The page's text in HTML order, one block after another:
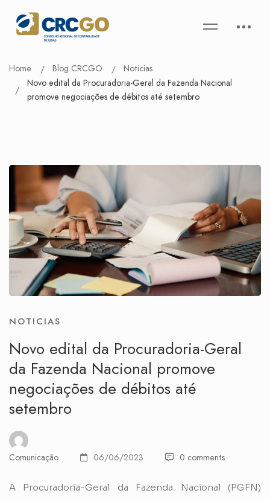
Home Blog CRCGO
Noticias
Novo edital da Procuradoria-Geral da Fazenda Nacional
promove negociações de débitos até setembro
NOTICIAS
Novo edital da Procuradoria-Geral
da Fazenda Nacional promove
negociações de débitos até
setembro
Comunicação 06/06/2023 0 comments
A Procuradoria-Geral da Fazenda Nacional (PGFN)